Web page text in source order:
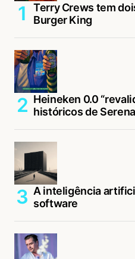
Terry Crews tem
Burger King
Heineken 0.0
históricos de
A inteligência
software